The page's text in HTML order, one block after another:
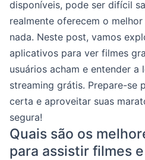
disponíveis, pode ser difícil
realmente oferecem o
nada. Neste post, vamos
aplicativos para ver filmes
usuários acham e entender
streaming grátis. Prepare-se
certa e aproveitar suas
segura!
Quais são os
para assistir filmes